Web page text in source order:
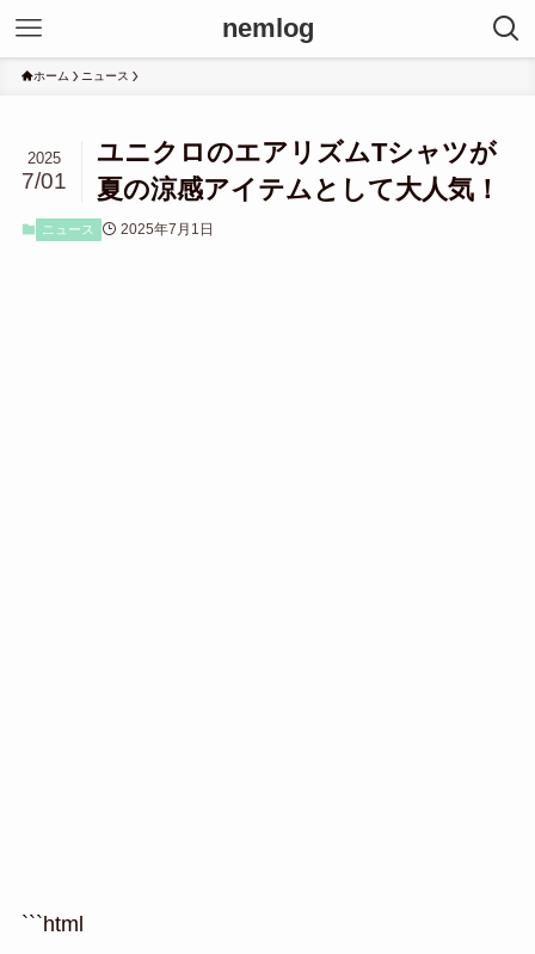
nemlog
ホーム ニュース
ユニクロのエアリズムTシャツが
夏の涼感アイテムとして大人気！
2025
7/01
ニュース 2025年7月1日
```html